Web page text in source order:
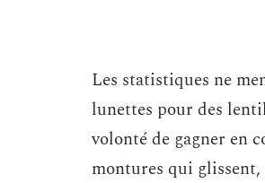
Les statistiques ne
lunettes pour des
volonté de gagner en
montures qui glissent,